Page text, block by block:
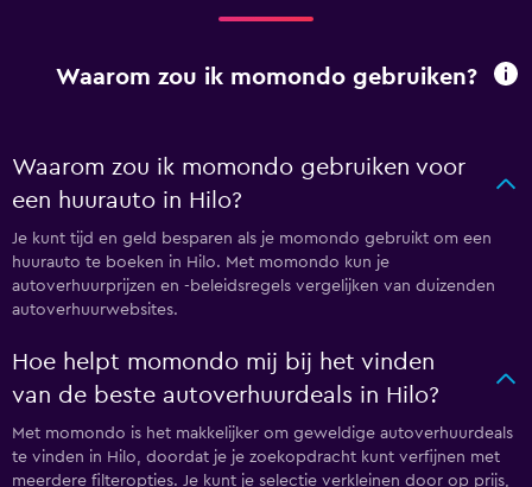
Waarom zou ik momondo gebruiken?
Waarom zou ik momondo gebruiken voor
een huurauto in Hilo?
Je kunt tijd en geld besparen als je momondo gebruikt om een
huurauto te boeken in Hilo. Met momondo kun je
autoverhuurprijzen en -beleidsregels vergelijken van duizenden
autoverhuurwebsites.
Hoe helpt momondo mij bij het vinden
van de beste autoverhuurdeals in Hilo?
Met momondo is het makkelijker om geweldige autoverhuurdeals
te vinden in Hilo, doordat je je zoekopdracht kunt verfijnen met
meerdere filteropties. Je kunt je selectie verkleinen door op prijs,